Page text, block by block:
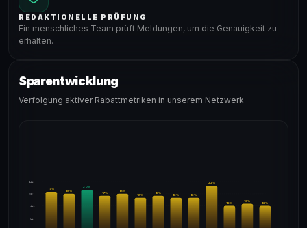
REDAKTIONELLE PRÜFUNG
Ein menschliches Team prüft Meldungen, um die Genauigkeit zu
erhalten.
Sparentwicklung
Verfolgung aktiver Rabattmetriken in unserem Netzwerk
24%
18%
12%
6%
19%
18%
20%
17%
18%
16%
17%
16% 16%
22%
12%
13%
12%